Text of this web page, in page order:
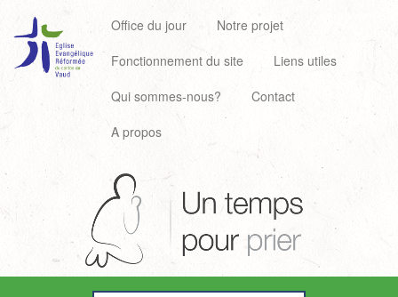
Office du jour
Notre projet
Fonctionnement du site
Liens utiles
Qui sommes-nous?
Contact
A propos